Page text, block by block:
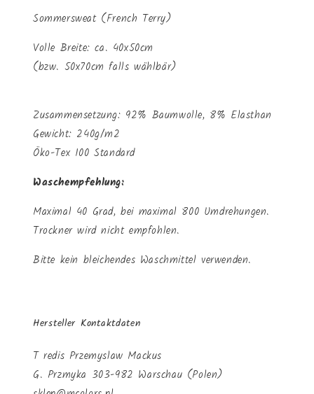
Sommersweat (French Terry)
Volle Breite: ca. 40x50cm
(bzw. 50x70cm falls wählbär)
Zusammensetzung: 92% Baumwolle, 8% Elasthan
Gewicht: 240g/m2
Öko-Tex 100 Standard
Waschempfehlung:
Maximal 40 Grad, bei maximal 800 Umdrehungen.
Trockner wird nicht empfohlen.
Bitte kein bleichendes Waschmittel verwenden.
Hersteller Kontaktdaten
T redis Przemyslaw Mackus
G. Przmyka 303-982 Warschau (Polen)